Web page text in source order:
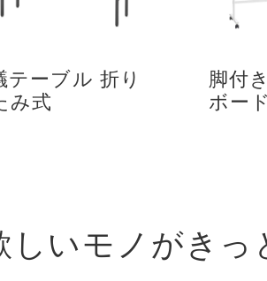
テーブル 折り
み式
脚付
ボー
しいモノがきっ